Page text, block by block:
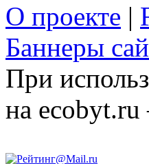
О проекте |
Баннеры
При
на ecobyt.ru